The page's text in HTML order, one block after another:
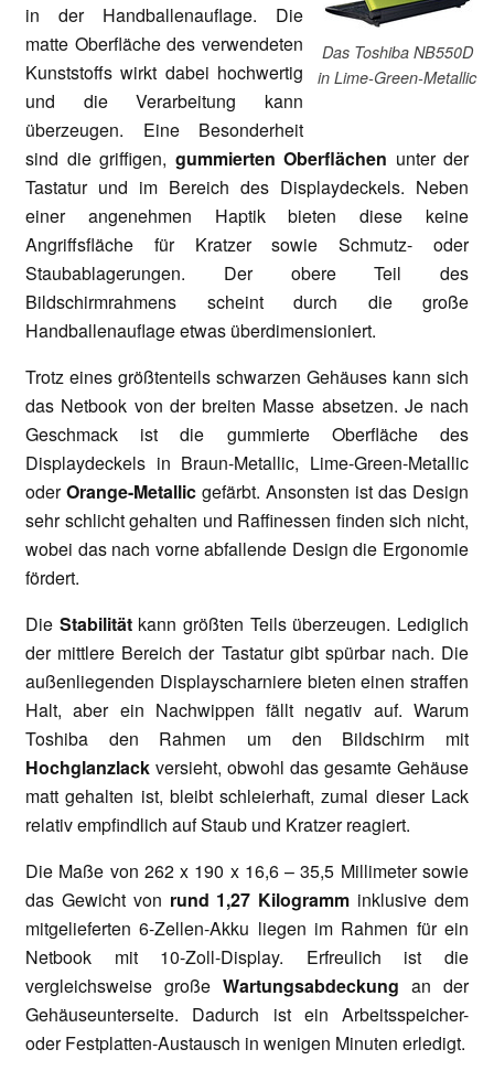
Das Toshiba NB550D
in Lime-Green-Metallic
in der Handballenauflage. Die
matte Oberfläche des verwendeten
Kunststoffs wirkt dabei hochwertig
und die Verarbeitung kann
überzeugen. Eine Besonderheit
sind die griffigen, gummierten Oberflächen unter der
Tastatur und im Bereich des Displaydeckels. Neben
einer angenehmen Haptik bieten diese keine
Angriffsfläche für Kratzer sowie Schmutz- oder
Staubablagerungen. Der obere Teil des
Bildschirmrahmens scheint durch die große
Handballenauflage etwas überdimensioniert.
Trotz eines größtenteils schwarzen Gehäuses kann sich
das Netbook von der breiten Masse absetzen. Je nach
Geschmack ist die gummierte Oberfläche des
Displaydeckels in Braun-Metallic, Lime-Green-Metallic
oderOrange-Metallic gefärbt. Ansonsten ist das Design
sehr schlicht gehalten und Raffinessen finden sich nicht,
wobei das nach vorne abfallende Design die Ergonomie
fördert.
Die Stabilitätkann größten Teils überzeugen. Lediglich
der mittlere Bereich der Tastatur gibt spürbar nach. Die
außenliegenden Displayscharniere bieten einen straffen
Halt, aber ein Nachwippen fällt negativ auf. Warum
Toshiba den Rahmen um den Bildschirm mit
Hochglanzlack versieht, obwohl das gesamte Gehäuse
matt gehalten ist, bleibt schleierhaft, zumal dieser Lack
relativ empfindlich auf Staub und Kratzer reagiert.
Die Maße von 262 x 190 x 16,6 – 35,5 Millimeter sowie
das Gewicht von rund 1,27 Kilogramm inklusive dem
mitgelieferten 6-Zellen-Akku liegen im Rahmen für ein
Netbook mit 10-Zoll-Display. Erfreulich ist die
vergleichsweise große Wartungsabdeckung an der
Gehäuseunterseite. Dadurch ist ein Arbeitsspeicher-
oder Festplatten-Austausch in wenigen Minuten erledigt.